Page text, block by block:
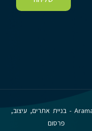
Aramapp - בניית אתרים, עיצוב,
פרסום